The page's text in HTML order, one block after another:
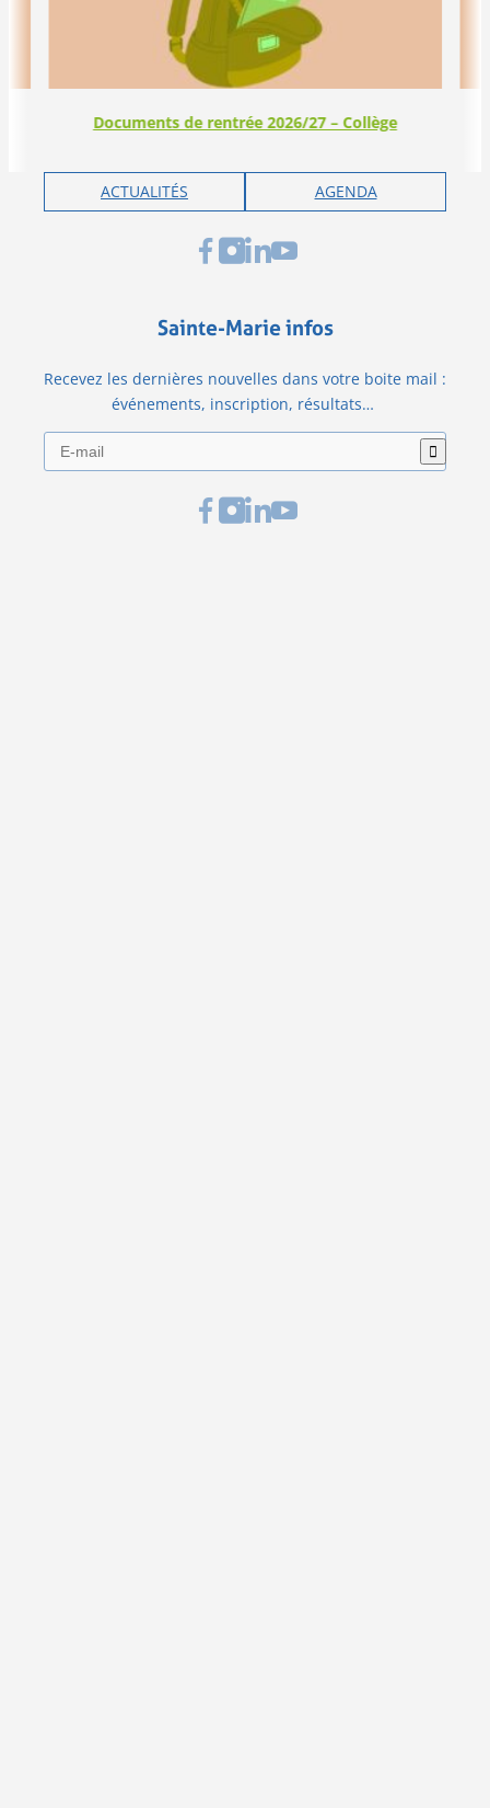
Documents de rentrée 2026/27 – Collège
ACTUALITÉS AGENDA
Sainte-Marie infos
Recevez les dernières nouvelles dans votre boite mail :
événements, inscription, résultats…
